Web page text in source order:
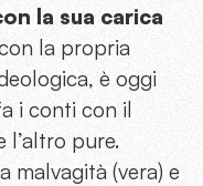
la sua carica
la propria
è oggi
i conti con il
l’altro pure.
malvagità (vera) e